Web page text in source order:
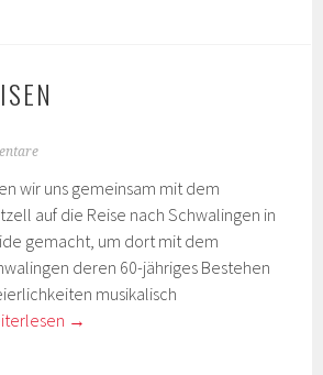
wir uns gemeinsam mit dem
auf die Reise nach Schwalingen in
gemacht, um dort mit dem
deren 60-jähriges Bestehen
musikalisch
→